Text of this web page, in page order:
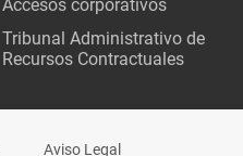
Accesos corporativos
Tribunal Administrativo de
Recursos Contractuales
Aviso Legal